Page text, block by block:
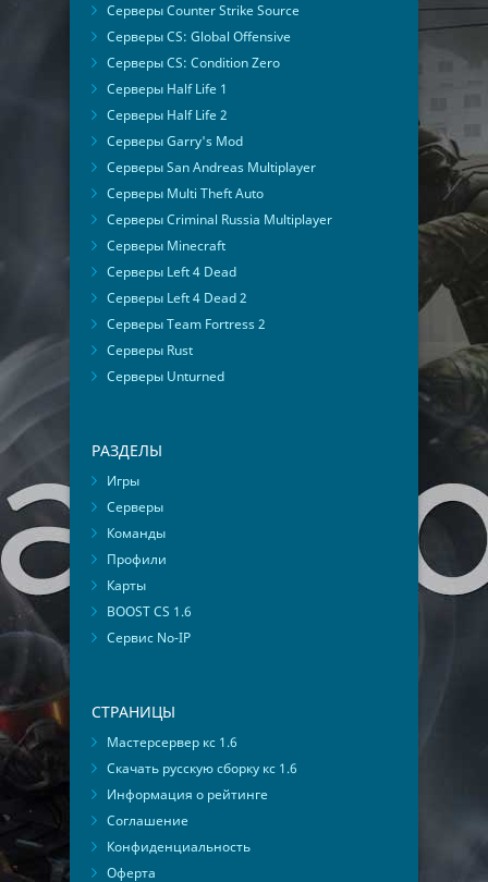
Серверы Counter Strike Source
Серверы CS: Global Offensive
Серверы CS: Condition Zero
Серверы Half Life 1
Серверы Half Life 2
Серверы Garry's Mod
Серверы San Andreas Multiplayer
Серверы Multi Theft Auto
Серверы Criminal Russia Multiplayer
Серверы Minecraft
Серверы Left 4 Dead
Серверы Left 4 Dead 2
Серверы Team Fortress 2
Серверы Rust
Серверы Unturned
РАЗДЕЛЫ
Игры
Серверы
Команды
Профили
Карты
BOOST CS 1.6
Сервис No-IP
СТРАНИЦЫ
Мастерсервер кс 1.6
Скачать русскую сборку кс 1.6
Информация о рейтинге
Соглашение
Конфиденциальность
Оферта